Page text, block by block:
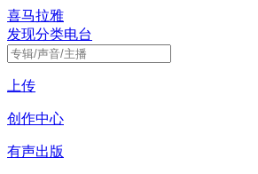
喜马拉雅
发现分类电台
上传
创作中心
有声出版